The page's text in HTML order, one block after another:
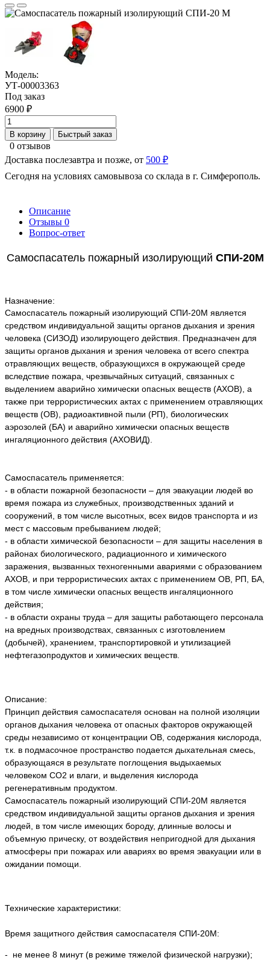
Модель:
УТ-00003363
Под заказ
6900 ₽
В корзину Быстрый заказ
0 отзывов
Доставка послезавтра и позже, от 500 ₽
Сегодня на условиях самовывоза со склада в г. Симферополь.
Описание
Отзывы 0
Вопрос-ответ
Самоспасатель пожарный изолирующий СПИ-20М
Назначение:
Самоспасатель пожарный изолирующий СПИ-20М является
средством индивидуальной защиты органов дыхания и зрения
человека (СИЗОД) изолирующего действия. Предназначен для
защиты органов дыхания и зрения человека от всего спектра
отравляющих веществ, образующихся в окружающей среде
вследствие пожара, чрезвычайных ситуаций, связанных с
выделением аварийно химически опасных веществ (АХОВ), а
также при террористических актах с применением отравляющих
веществ (ОВ), радиоактивной пыли (РП), биологических
аэрозолей (БА) и аварийно химически опасных веществ
ингаляционного действия (АХОВИД).
Самоспасатель применяется:
- в области пожарной безопасности – для эвакуации людей во
время пожара из служебных, производственных зданий и
сооружений, в том числе высотных, всех видов транспорта и из
мест с массовым пребыванием людей;
- в области химической безопасности – для защиты населения в
районах биологического, радиационного и химического
заражения, вызванных техногенными авариями с образованием
АХОВ, и при террористических актах с применением ОВ, РП, БА,
в том числе химически опасных веществ ингаляционного
действия;
- в области охраны труда – для защиты работающего персонала
на вредных производствах, связанных с изготовлением
(добычей), хранением, транспортировкой и утилизацией
нефтегазопродуктов и химических веществ.
Описание:
Принцип действия самоспасателя основан на полной изоляции
органов дыхания человека от опасных факторов окружающей
среды независимо от концентрации ОВ, содержания кислорода,
т.к. в подмасочное пространство подается дыхательная смесь,
образующаяся в результате поглощения выдыхаемых
человеком СО2 и влаги, и выделения кислорода
регенеративным продуктом.
Самоспасатель пожарный изолирующий СПИ-20М является
средством индивидуальной защиты органов дыхания и зрения
людей, в том числе имеющих бороду, длинные волосы и
объемную прическу, от воздействия непригодной для дыхания
атмосферы при пожарах или авариях во время эвакуации или в
ожидании помощи.
Технические характеристики:
Время защитного действия самоспасателя СПИ-20М:
- не менее 8 минут (в режиме тяжелой физической нагрузки);